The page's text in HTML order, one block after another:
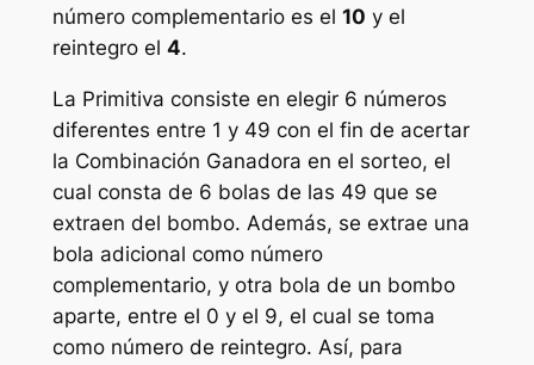
número complementario es el 10 y el
reintegro el 4.
La Primitiva consiste en elegir 6 números
diferentes entre 1 y 49 con el fin de acertar
la Combinación Ganadora en el sorteo, el
cual consta de 6 bolas de las 49 que se
extraen del bombo. Además, se extrae una
bola adicional como número
complementario, y otra bola de un bombo
aparte, entre el 0 y el 9, el cual se toma
como número de reintegro. Así, para